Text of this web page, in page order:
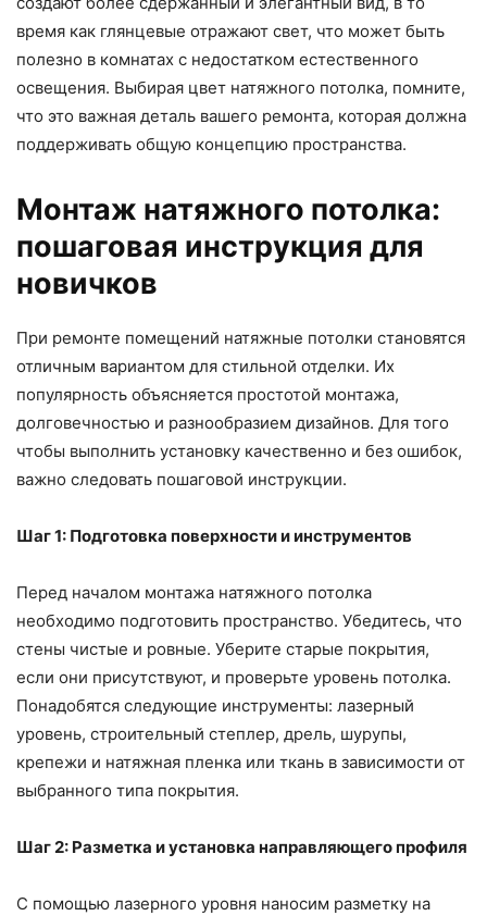
время как глянцевые отражают свет, что может быть
полезно в комнатах с недостатком естественного
освещения. Выбирая цвет натяжного потолка, помните,
что это важная деталь вашего ремонта, которая должна
поддерживать общую концепцию пространства.
Монтаж натяжного потолка:
пошаговая инструкция для
новичков
При ремонте помещений натяжные потолки становятся
отличным вариантом для стильной отделки. Их
популярность объясняется простотой монтажа,
долговечностью и разнообразием дизайнов. Для того
чтобы выполнить установку качественно и без ошибок,
важно следовать пошаговой инструкции.
Шаг 1: Подготовка поверхности и инструментов
Перед началом монтажа натяжного потолка
необходимо подготовить пространство. Убедитесь, что
стены чистые и ровные. Уберите старые покрытия,
если они присутствуют, и проверьте уровень потолка.
Понадобятся следующие инструменты: лазерный
уровень, строительный степлер, дрель, шурупы,
крепежи и натяжная пленка или ткань в зависимости от
выбранного типа покрытия.
Шаг 2: Разметка и установка направляющего профиля
С помощью лазерного уровня наносим разметку на